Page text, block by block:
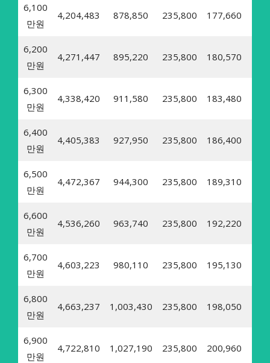
6,100
만원
4,204,483 878,850 235,800 177,660
6,200
만원
4,271,447 895,220 235,800 180,570
6,300
만원
4,338,420 911,580 235,800 183,480
6,400
만원
4,405,383 927,950 235,800 186,400
6,500
만원
4,472,367 944,300 235,800 189,310
6,600
만원
4,536,260 963,740 235,800 192,220
6,700
만원
4,603,223 980,110 235,800 195,130
6,800
만원
4,663,237 1,003,430 235,800 198,050
6,900
만원
4,722,810 1,027,190 235,800 200,960